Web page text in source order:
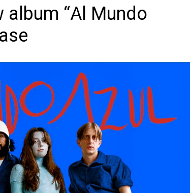
album “Al Mundo